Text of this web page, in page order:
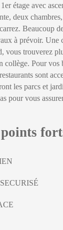
étage avec
deux
Beaucoup
à prévoir. Une
vous trouverez
collège. Pour
sont
les parcs et
pour vous